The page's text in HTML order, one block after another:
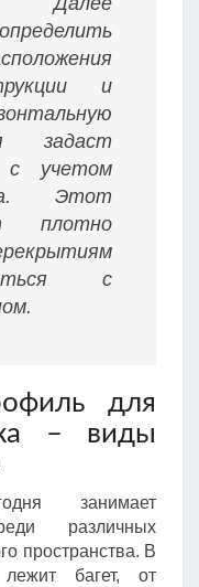
и
задаст
с учетом
Этот
плотно
с
для
– виды
занимает
различных
пространства. В
лежит багет, от